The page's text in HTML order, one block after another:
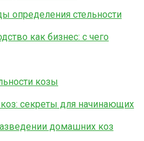
определения стельности
как бизнес: с чего
козы
секреты для начинающих
домашних коз